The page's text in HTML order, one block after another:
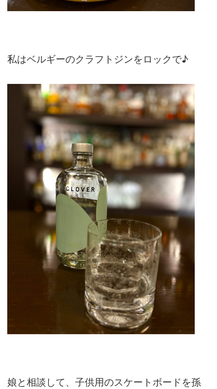
私はベルギーのクラフトジンをロックで♪
娘と相談して、子供用のスケートボードを孫